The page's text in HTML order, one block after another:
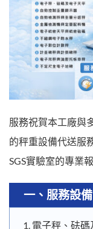
服務祝賀本工廠與
的秤重設備代送服
SGS實驗室的專業
一、服務設備
電子秤、砝